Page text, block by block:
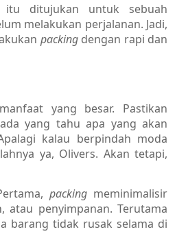
itu ditujukan untuk sebuah
melakukan perjalanan. Jadi,
packing dengan rapi dan
yang besar. Pastikan
yang tahu apa yang akan
kalau berpindah moda
ya, Olivers. Akan tetapi,
packing meminimalisir
atau penyimpanan. Terutama
barang tidak rusak selama di